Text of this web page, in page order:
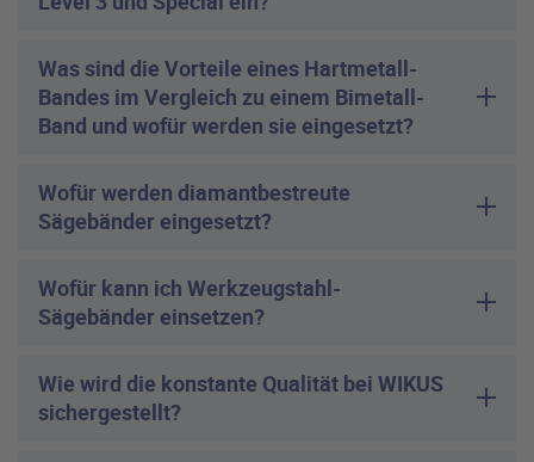
Was sind die Vorteile eines Hartmetall-
Bandes im Vergleich zu einem Bimetall-
Band und wofür werden sie eingesetzt?
Wofür werden diamantbestreute
Sägebänder eingesetzt?
Wofür kann ich Werkzeugstahl-
Sägebänder einsetzen?
Wie wird die konstante Qualität bei WIKUS
sichergestellt?